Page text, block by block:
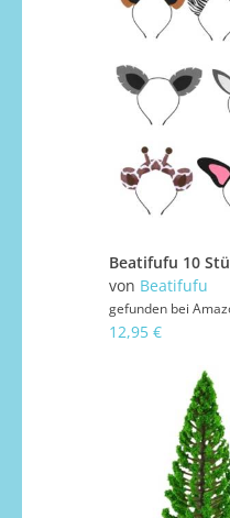
von Beatifufu
gefunden bei
12,95 €